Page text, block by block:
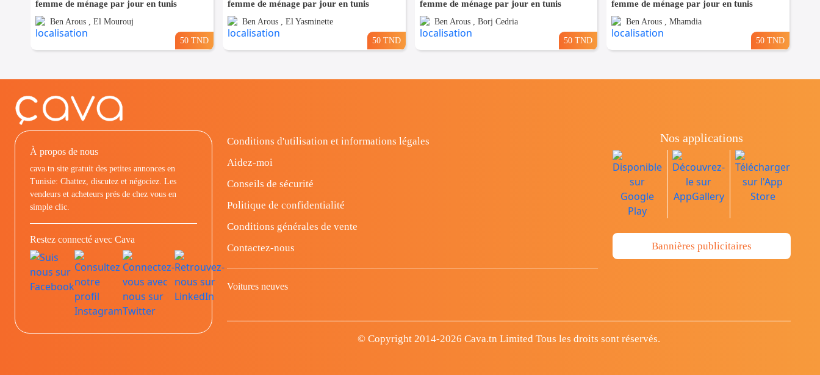
femme de ménage par jour en tunis
Ben Arous , El Mourouj
50 TND
femme de ménage par jour en tunis
Ben Arous , El Yasminette
50 TND
femme de ménage par jour en tunis
Ben Arous , Borj Cedria
50 TND
femme de ménage par jour en tunis
Ben Arous , Mhamdia
50 TND
À propos de nous
cava.tn site gratuit des petites annonces en
Tunisie: Chattez, discutez et négociez. Les
vendeurs et acheteurs prés de chez vous en
simple clic.
Restez connecté avec Cava
Conditions d'utilisation et informations légales
Aidez-moi
Conseils de sécurité
Politique de confidentialité
Conditions générales de vente
Contactez-nous
Voitures neuves
Nos applications
Bannières publicitaires
© Copyright 2014-2026 Cava.tn Limited Tous les droits sont réservés.